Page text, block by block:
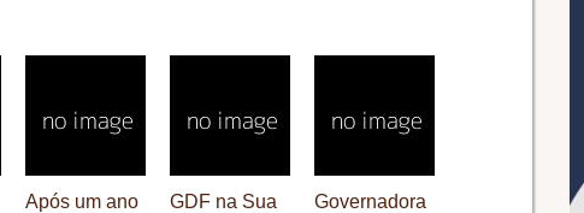
Após um ano
GDF na Sua
Governadora